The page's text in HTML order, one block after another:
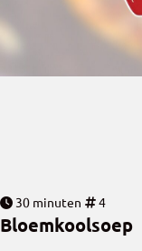
30 minuten 4
Bloemkoolsoep